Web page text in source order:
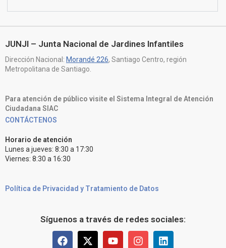
JUNJI – Junta Nacional de Jardines Infantiles
Dirección Nacional: Morandé 226, Santiago Centro, región
Metropolitana de Santiago.
Para atención de público visite el Sistema Integral de Atención
Ciudadana SIAC
CONTÁCTENOS
Horario de atención
Lunes a jueves: 8:30 a 17:30
Viernes: 8:30 a 16:30
Política de Privacidad y Tratamiento de Datos
Síguenos a través de redes sociales: